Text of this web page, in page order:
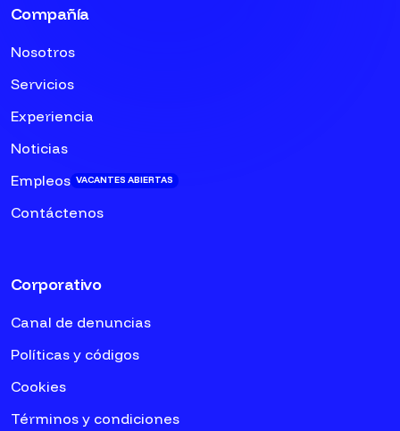
Compañía
Nosotros
Servicios
Experiencia
Noticias
Empleos VACANTES ABIERTAS
Contáctenos
Corporativo
Canal de denuncias
Políticas y códigos
Cookies
Términos y condiciones